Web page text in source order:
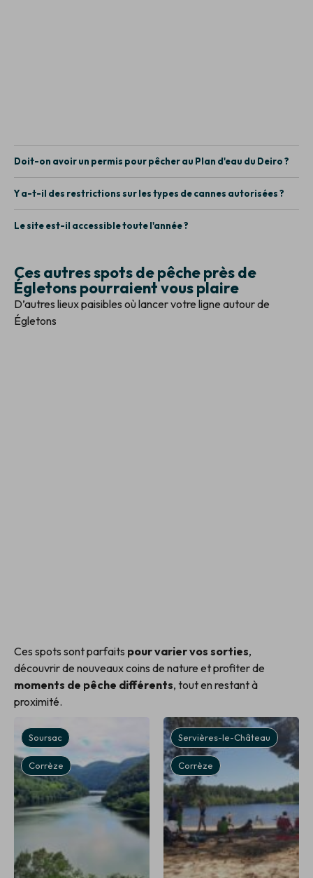
Doit-on avoir un permis pour pêcher au Plan d'eau du Deiro ?
Y a-t-il des restrictions sur les types de cannes autorisées ?
Le site est-il accessible toute l'année ?
Ces autres spots de pêche près de
Égletons pourraient vous plaire
D’autres lieux paisibles où lancer votre ligne autour de
Égletons
Ces spots sont parfaits pour varier vos sorties,
découvrir de nouveaux coins de nature et profiter de
moments de pêche différents, tout en restant à
proximité.
Soursac
Corrèze
Servières-le-Château
Corrèze